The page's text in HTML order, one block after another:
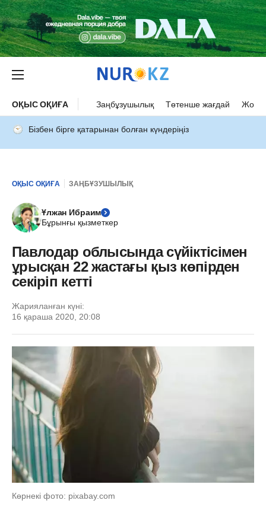
ОҚЫС ОҚИҒА Заңбұзушылық Төтенше жағдай Жол
Бізбен бірге қатарынан болған күндеріңіз
ОҚЫС ОҚИҒА ЗАҢБҰЗУШЫЛЫҚ
Ұлжан Ибраим
Бұрынғы қызметкер
Павлодар облысында сүйіктісімен
ұрысқан 22 жастағы қыз көпірден
секіріп кетті
Жарияланған күні:
16 қараша 2020, 20:08
Көрнекі фото: pixabay.com